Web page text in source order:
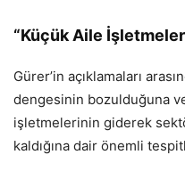
“Küçük Aile
Gürer’in açıklamaları
dengesinin bozulduğuna
işletmelerinin giderek
kaldığına dair önemli